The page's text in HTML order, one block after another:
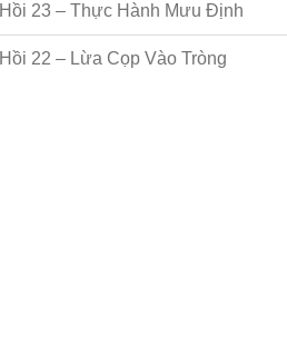
Hồi 23 – Thực Hành Mưu Định
Hồi 22 – Lừa Cọp Vào Tròng